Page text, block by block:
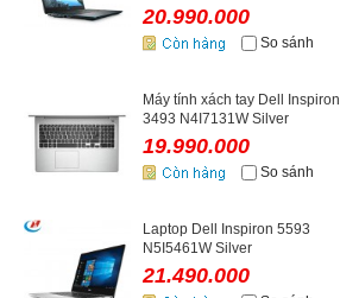
20.990.000
So sánh
Máy tính xách tay Dell Inspiron
3493 N4I7131W Silver
19.990.000
So sánh
Laptop Dell Inspiron 5593
N5I5461W Silver
21.490.000